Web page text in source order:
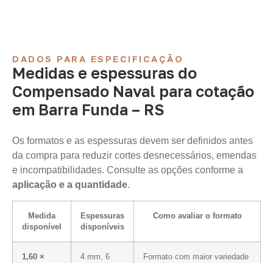
DADOS PARA ESPECIFICAÇÃO
Medidas e espessuras do
Compensado Naval para cotação
em Barra Funda – RS
Os formatos e as espessuras devem ser definidos antes
da compra para reduzir cortes desnecessários, emendas
e incompatibilidades. Consulte as opções conforme a
aplicação e a quantidade.
Medida
disponível
Espessuras
disponíveis
Como avaliar o formato
1,60 ×
4 mm, 6
Formato com maior variedade